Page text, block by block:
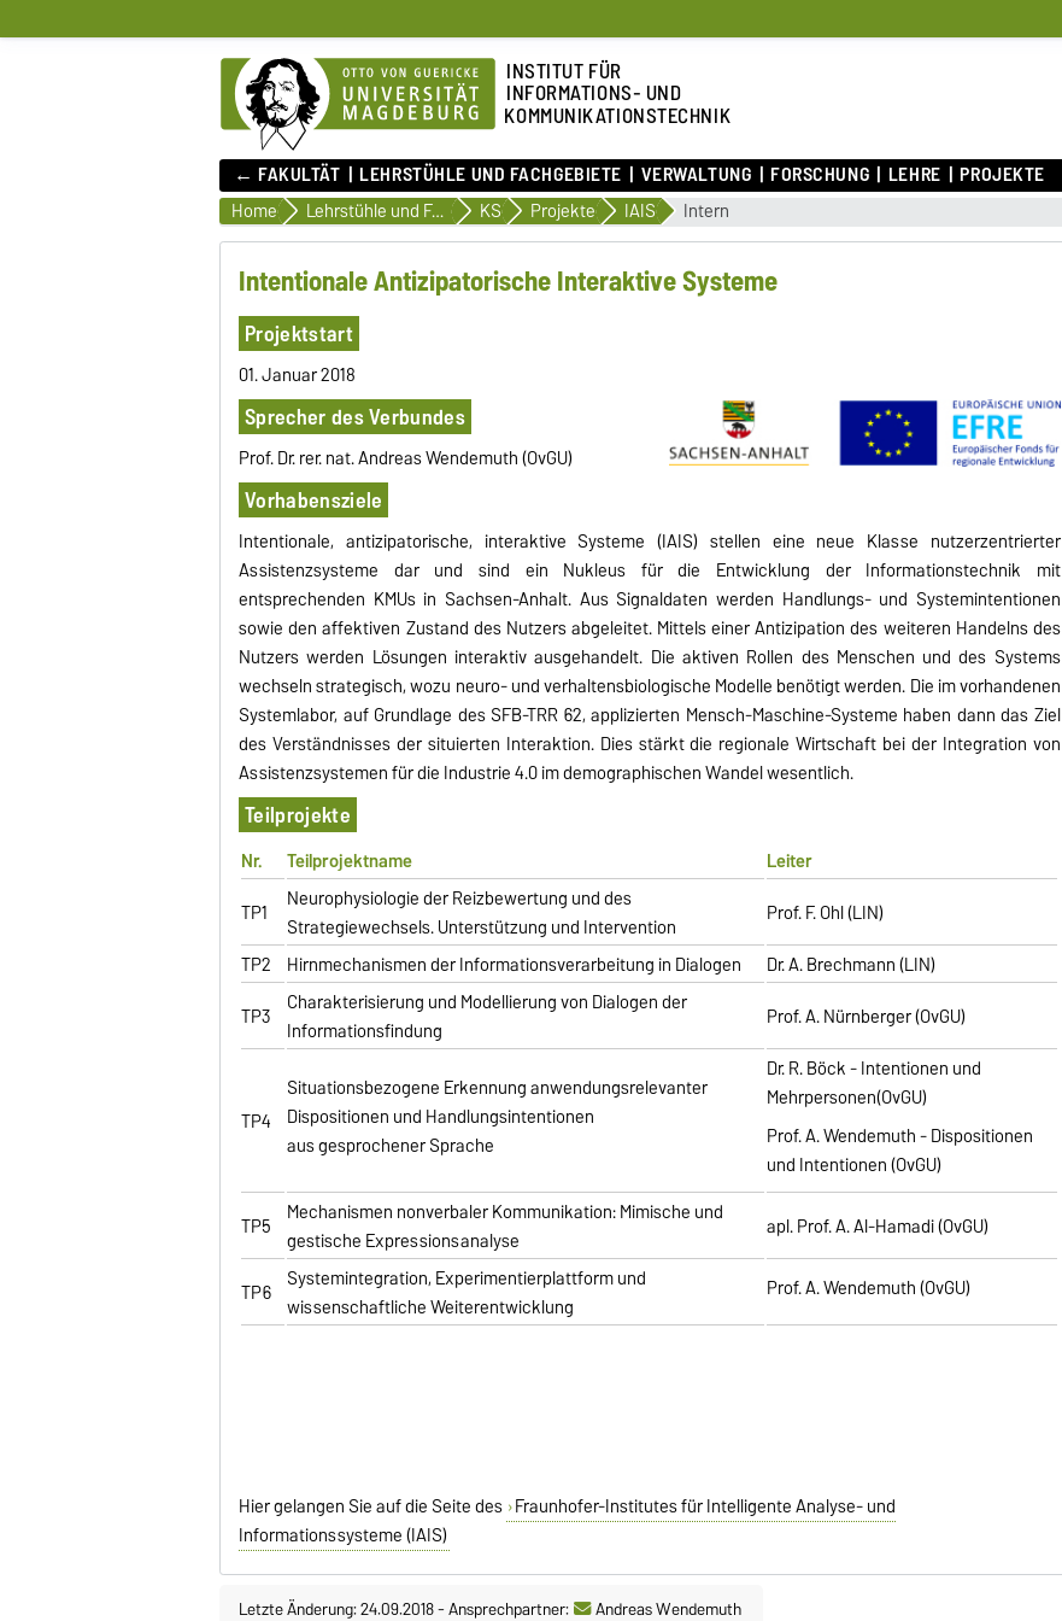
INSTITUT FÜR
INFORMATIONS- UND
KOMMUNIKATIONSTECHNIK
← FAKULTÄT LEHRSTÜHLE UND FACHGEBIETE VERWALTUNG FORSCHUNG LEHRE PROJEKTE
Home Lehrstühle und Fachgebiete KS Projekte IAIS Intern
Intentionale Antizipatorische Interaktive Systeme
Projektstart
01. Januar 2018
Sprecher des Verbundes
Prof. Dr. rer. nat. Andreas Wendemuth (OvGU)
Vorhabensziele
Intentionale, antizipatorische, interaktive Systeme (IAIS) stellen eine neue Klasse nutzerzentrierter
Assistenzsysteme dar und sind ein Nukleus für die Entwicklung der Informationstechnik mit
entsprechenden KMUs in Sachsen-Anhalt. Aus Signaldaten werden Handlungs- und Systemintentionen
sowie den affektiven Zustand des Nutzers abgeleitet. Mittels einer Antizipation des weiteren Handelns des
Nutzers werden Lösungen interaktiv ausgehandelt. Die aktiven Rollen des Menschen und des Systems
wechseln strategisch, wozu neuro- und verhaltensbiologische Modelle benötigt werden. Die im vorhandenen
Systemlabor, auf Grundlage des SFB-TRR 62, applizierten Mensch-Maschine-Systeme haben dann das Ziel
des Verständnisses der situierten Interaktion. Dies stärkt die regionale Wirtschaft bei der Integration von
Assistenzsystemen für die Industrie 4.0 im demographischen Wandel wesentlich.
Teilprojekte
Nr. Teilprojektname
Leiter
TP1
Neurophysiologie der Reizbewertung und des
Strategiewechsels. Unterstützung und Intervention
Prof. F. Ohl (LIN)
TP2
Hirnmechanismen der Informationsverarbeitung in Dialogen
Dr. A. Brechmann (LIN)
TP3
Charakterisierung und Modellierung von Dialogen der
Informationsfindung
Prof. A. Nürnberger (OvGU)
TP4
Situationsbezogene Erkennung anwendungsrelevanter
Dispositionen und Handlungsintentionen
aus gesprochener Sprache
Dr. R. Böck - Intentionen und
Mehrpersonen(OvGU)
Prof. A. Wendemuth - Dispositionen
und Intentionen (OvGU)
TP5
Mechanismen nonverbaler Kommunikation: Mimische und
gestische Expressionsanalyse
apl. Prof. A. Al-Hamadi (OvGU)
TP6 Systemintegration, Experimentierplattform und
wissenschaftliche Weiterentwicklung
Prof. A. Wendemuth (OvGU)
Hier gelangen Sie auf die Seite des Fraunhofer-Institutes für Intelligente Analyse- und
Informationssysteme (IAIS)
Letzte Änderung: 24.09.2018-Ansprechpartner: Andreas Wendemuth